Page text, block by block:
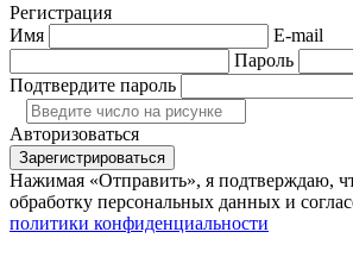
Регистрация
Имя
E-mail
Пароль
Подтвердите пароль
Авторизоваться
Зарегистрироваться
Нажимая «Отправить», я подтверждаю,
обработку персональных данных и
политики конфиденциальности